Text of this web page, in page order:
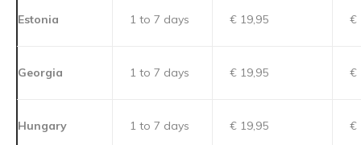
Estonia 1 to 7 days € 19,95 €
Georgia 1 to 7 days € 19,95 €
Hungary 1 to 7 days € 19,95 €